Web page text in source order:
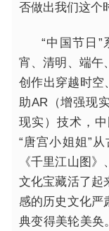
否做出我们这个
“中国节日
宵、清明、端午
创作出穿越时空
助AR（增强现
现实）技术，
“唐宫小姐姐”
《千里江山图
文化宝藏活了起
感的历史文化严
典变得美轮美奂